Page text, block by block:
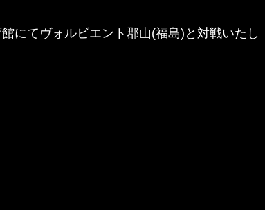
にてヴォルビエント郡山(福島)と対戦いたし